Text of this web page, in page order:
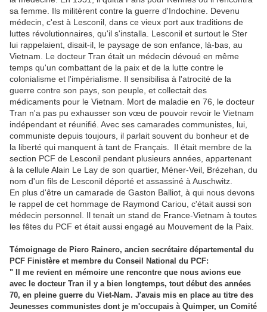
sa femme. Ils militèrent contre la guerre d'Indochine. Devenu
médecin, c'est à Lesconil, dans ce vieux port aux traditions de
luttes révolutionnaires, qu'il s'installa. Lesconil et surtout le Ster
lui rappelaient, disait-il, le paysage de son enfance, là-bas, au
Vietnam. Le docteur Tran était un médecin dévoué en même
temps qu'un combattant de la paix et de la lutte contre le
colonialisme et l'impérialisme. Il sensibilisa à l'atrocité de la
guerre contre son pays, son peuple, et collectait des
médicaments pour le Vietnam. Mort de maladie en 76, le docteur
Tran n'a pas pu exhausser son vœu de pouvoir revoir le Vietnam
indépendant et réunifié. Avec ses camarades communistes, lui,
communiste depuis toujours, il parlait souvent du bonheur et de
la liberté qui manquent à tant de Français. Il était membre de la
section PCF de Lesconil pendant plusieurs années, appartenant
à la cellule Alain Le Lay de son quartier, Méner-Veil, Brézehan, du
nom d'un fils de Lesconil déporté et assassiné à Auschwitz.
En plus d'être un camarade de Gaston Balliot, à qui nous devons
le rappel de cet hommage de Raymond Cariou, c'était aussi son
médecin personnel. Il tenait un stand de France-Vietnam à toutes
les fêtes du PCF et était aussi engagé au Mouvement de la Paix.
Témoignage de Piero Rainero, ancien secrétaire départemental du
PCF Finistère et membre du Conseil National du PCF:
" Il me revient en mémoire une rencontre que nous avions eue
avec le docteur Tran il y a bien longtemps, tout début des années
70, en pleine guerre du Viet-Nam. J'avais mis en place au titre des
Jeunesses communistes dont je m'occupais à Quimper, un Comité